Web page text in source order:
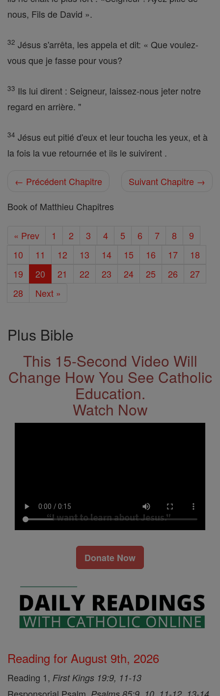
nous, Fils de David ».
32 Jésus s'arrêta, les appela et dit: « Que voulez-
vous que je fasse pour vous?
33 Ils lui dirent : Seigneur, laissez-nous jeter notre
regard en arrière. "
34 Jésus eut pitié d'eux et leur toucha les yeux, et à
la fois la vue retournée et ils le suivirent .
← Précédent Chapitre
Suivant Chapitre →
Book of Matthieu Chapitres
« Prev 1 2 3 4 5 6 7 8
9
10
11 12 13 14 15 16 17
18
19
20 21 22 23 24 25 26
27
28
Next »
Plus Bible
This 15-Second Video Will
Change How You See Catholic
Education.
Watch Now
Donate Now
Reading for August 9th, 2026
Reading 1, First Kings 19:9, 11-13